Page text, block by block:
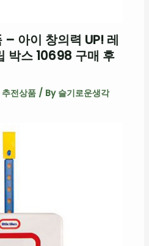
아이 창의력 UP! 레
박스 10698 구매 후
전상품/ By 슬기로운생각